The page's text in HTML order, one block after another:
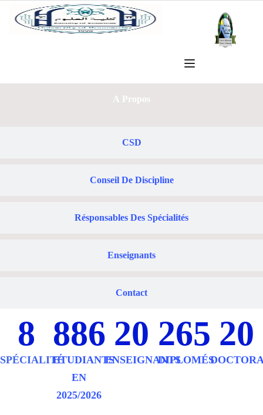
A Propos
CSD
Conseil De Discipline
Résponsables Des Spécialités
Enseignants
Contact
8
SPÉCIALITÉ
886
ETUDIANTS
EN
2025/2026
20
ENSEIGNANTS
265
DIPLOMÉS
20